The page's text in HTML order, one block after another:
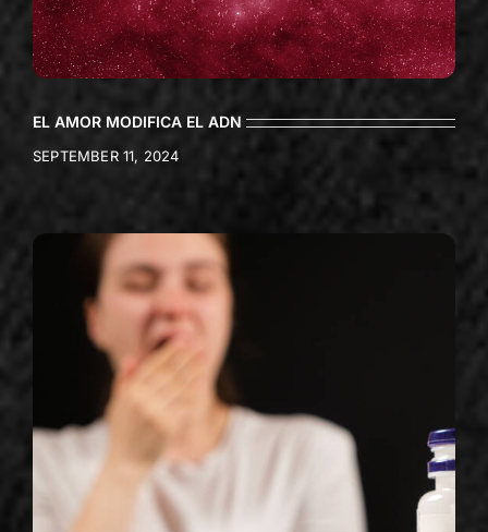
EL AMOR MODIFICA EL ADN
SEPTEMBER 11, 2024